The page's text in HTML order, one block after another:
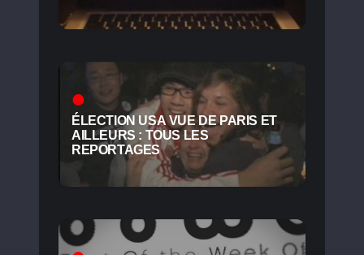
ÉLECTION USA VUE DE PARIS ET
AILLEURS : TOUS LES
REPORTAGES